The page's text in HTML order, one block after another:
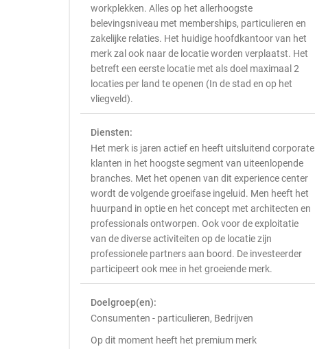
workplekken. Alles op het allerhoogste
belevingsniveau met memberships, particulieren en
zakelijke relaties. Het huidige hoofdkantoor van het
merk zal ook naar de locatie worden verplaatst. Het
betreft een eerste locatie met als doel maximaal 2
locaties per land te openen (In de stad en op het
vliegveld).
Diensten:
Het merk is jaren actief en heeft uitsluitend corporate
klanten in het hoogste segment van uiteenlopende
branches. Met het openen van dit experience center
wordt de volgende groeifase ingeluid. Men heeft het
huurpand in optie en het concept met architecten en
professionals ontworpen. Ook voor de exploitatie
van de diverse activiteiten op de locatie zijn
professionele partners aan boord. De investeerder
participeert ook mee in het groeiende merk.
Doelgroep(en):
Consumenten - particulieren, Bedrijven
Op dit moment heeft het premium merk